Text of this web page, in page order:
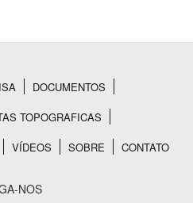
DOCUMENTOS
TOPOGRAFICAS
VÍDEOS SOBRE CONTATO
NOS